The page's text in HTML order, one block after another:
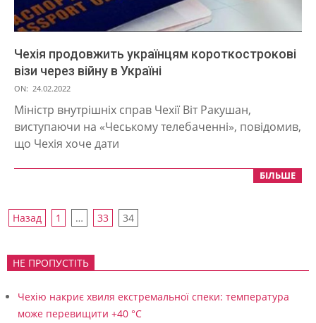
Чехія продовжить українцям короткострокові
візи через війну в Україні
2022-
02-
ON: 24.02.2022
Міністр внутрішніх справ Чехії Віт Ракушан,
виступаючи на «Чеському телебаченні», повідомив,
що Чехія хоче дати
БІЛЬШЕ
Пагінація
Назад 1 … 33 34
НЕ ПРОПУСТІТЬ
Чехію накриє хвиля екстремальної спеки: температура
може перевищити +40 °C